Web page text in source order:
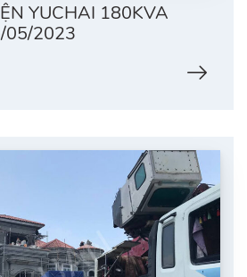
YUCHAI 180KVA
05/2023